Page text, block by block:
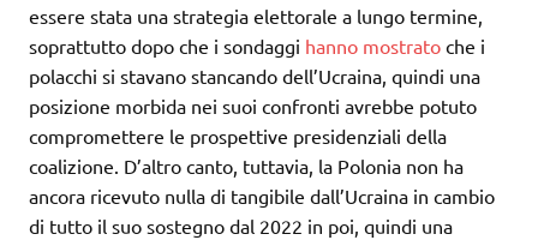
essere stata una strategia elettorale a lungo termine,
soprattutto dopo che i sondaggi hanno mostrato che i
polacchi si stavano stancando dell’Ucraina, quindi una
posizione morbida nei suoi confronti avrebbe potuto
compromettere le prospettive presidenziali della
coalizione. D’altro canto, tuttavia, la Polonia non ha
ancora ricevuto nulla di tangibile dall’Ucraina in cambio
di tutto il suo sostegno dal 2022 in poi, quindi una